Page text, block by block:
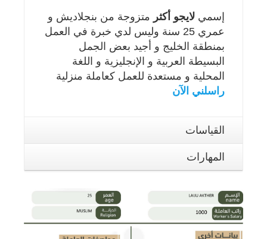
إسمي لايجو أكثر متزوجة من بنجلاديش و
عمري 25 سنة وليس لدي خبرة في العمل
بمنطقة الخليج و أجيد بعض الجمل
البسيطة العربية و الإنجليزية و اللغة
المحلية و مستعدة للعمل كعاملة منزلية
راسلني الآن
القياسات
المهارات